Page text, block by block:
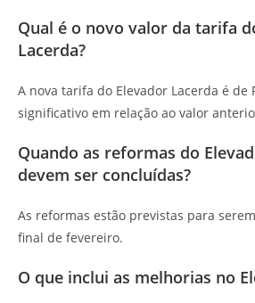
Qual é o novo valor da tarifa
Lacerda?
A nova tarifa do Elevador Lacerda é de
significativo em relação ao valor
Quando as reformas do
devem ser concluídas?
As reformas estão previstas para
final de fevereiro.
O que inclui as melhorias no